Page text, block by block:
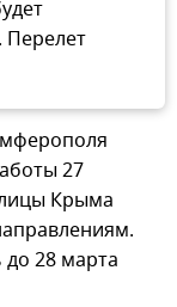
Перелет
27
Крыма
до 28 марта